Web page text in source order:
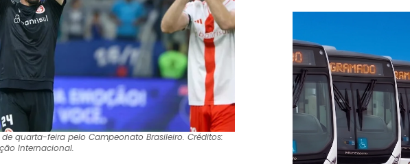
quarta-feira pelo Campeonato Brasileiro. Créditos:
Internacional.